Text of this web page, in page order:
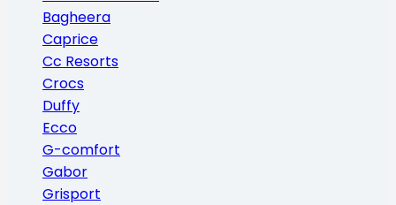
Bagheera
Caprice
Cc Resorts
Crocs
Duffy
Ecco
G-comfort
Gabor
Grisport